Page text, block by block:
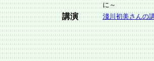
に～
講演 淺川初美さんの